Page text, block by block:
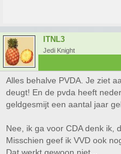
ITNL3
Jedi Knight
Alles behalve PVDA. Je ziet
deugt! En de pvda heeft
geldgesmijt een aantal jaar
Nee, ik ga voor CDA denk ik,
Misschien geef ik VVD ook